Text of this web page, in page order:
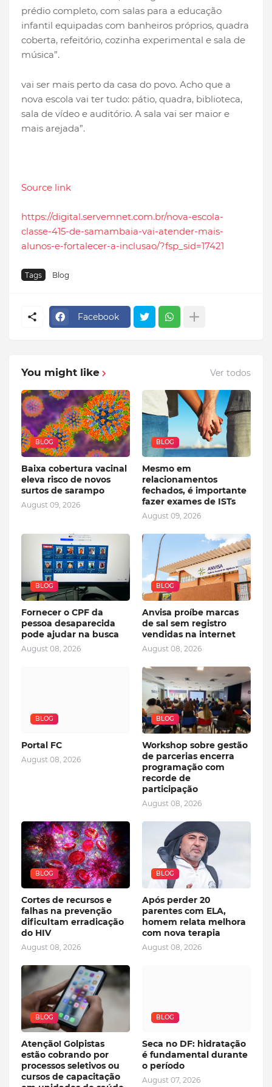
prédio completo, com salas para a educação
infantil equipadas com banheiros próprios, quadra
coberta, refeitório, cozinha experimental e sala de
música”.
vai ser mais perto da casa do povo. Acho que a
nova escola vai ter tudo: pátio, quadra, biblioteca,
sala de vídeo e auditório. A sala vai ser maior e
mais arejada”.
Source link
https://digital.servemnet.com.br/nova-escola-
classe-415-de-samambaia-vai-atender-mais-
alunos-e-fortalecer-a-inclusao/?fsp_sid=17421
Tags Blog
Facebook
You might like Ver todos
BLOG
Baixa cobertura vacinal
eleva risco de novos
surtos de sarampo
August 09, 2026
BLOG
Mesmo em
relacionamentos
fechados, é importante
fazer exames de ISTs
August 09, 2026
BLOG
Fornecer o CPF da
pessoa desaparecida
pode ajudar na busca
August 08, 2026
BLOG
Anvisa proíbe marcas
de sal sem registro
vendidas na internet
August 08, 2026
BLOG
Portal FC
August 08, 2026
BLOG
Workshop sobre gestão
de parcerias encerra
programação com
recorde de
participação
August 08, 2026
BLOG
Cortes de recursos e
falhas na prevenção
dificultam erradicação
do HIV
August 08, 2026
BLOG
Após perder 20
parentes com ELA,
homem relata melhora
com nova terapia
August 08, 2026
BLOG
Atenção! Golpistas
estão cobrando por
processos seletivos ou
cursos de capacitação
BLOG
Seca no DF: hidratação
é fundamental durante
o período
August 07, 2026